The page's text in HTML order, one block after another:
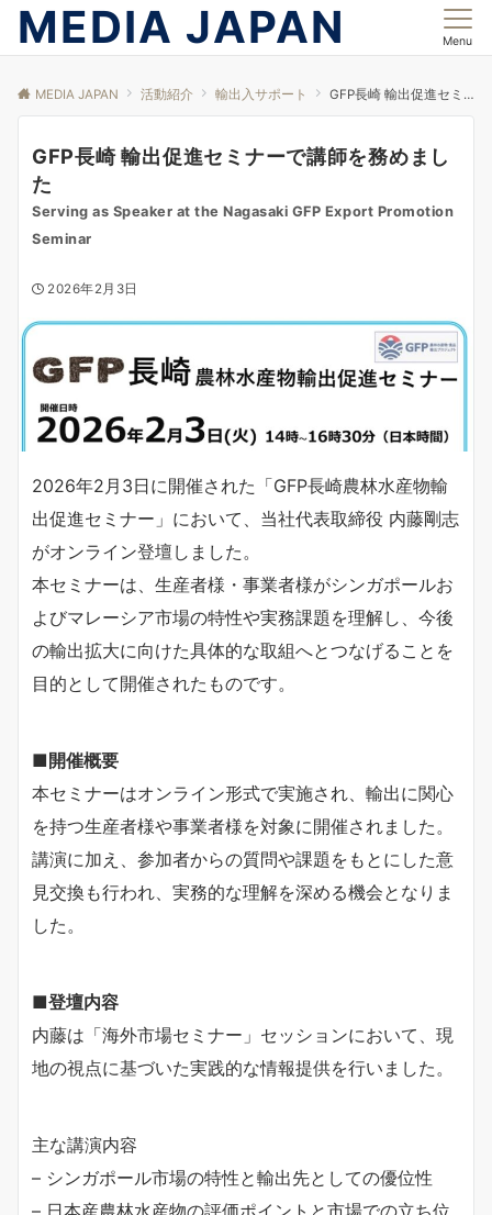
MEDIA JAPAN Menu
MEDIA JAPAN 活動紹介 輸出入サポート GFP長崎 輸出促進セミナーで講師を務めました
GFP長崎 輸出促進セミナーで講師を務めまし
た
Serving as Speaker at the Nagasaki GFP Export Promotion
Seminar
2026年2月3日
2026年2月3日に開催された「GFP長崎農林水産物輸
出促進セミナー」において、当社代表取締役 内藤剛志
がオンライン登壇しました。
本セミナーは、生産者様・事業者様がシンガポールお
よびマレーシア市場の特性や実務課題を理解し、今後
の輸出拡大に向けた具体的な取組へとつなげることを
目的として開催されたものです。
■ 開催概要
本セミナーはオンライン形式で実施され、輸出に関心
を持つ生産者様や事業者様を対象に開催されました。
講演に加え、参加者からの質問や課題をもとにした意
見交換も行われ、実務的な理解を深める機会となりま
した。
■登壇内容
内藤は「海外市場セミナー」セッションにおいて、現
地の視点に基づいた実践的な情報提供を行いました。
主な講演内容
– シンガポール市場の特性と輸出先としての優位性